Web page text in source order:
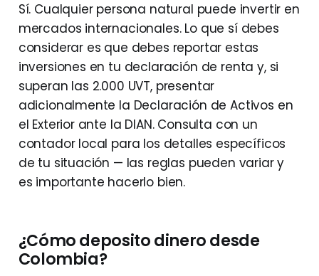
Sí. Cualquier persona natural puede invertir en
mercados internacionales. Lo que sí debes
considerar es que debes reportar estas
inversiones en tu declaración de renta y, si
superan las 2.000 UVT, presentar
adicionalmente la Declaración de Activos en
el Exterior ante la DIAN. Consulta con un
contador local para los detalles específicos
de tu situación — las reglas pueden variar y
es importante hacerlo bien.
¿Cómo deposito dinero desde
Colombia?